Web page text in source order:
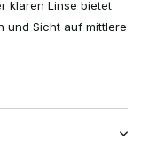
klaren Linse bietet
und Sicht auf mittlere